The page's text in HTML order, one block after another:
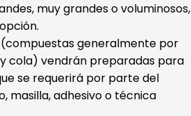
muy grandes o voluminosos,
(compuestas generalmente por
cola) vendrán preparadas para
se requerirá por parte del
masilla, adhesivo o técnica